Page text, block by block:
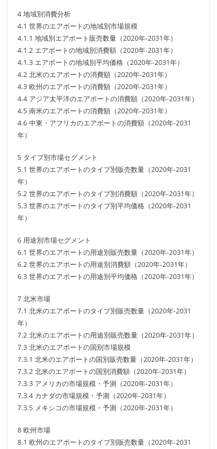
4 地域別消費分析
4.1 世界のエアボートの地域別市場規模
4.1.1 地域別エアボート販売数量（2020年-2031年）
4.1.2 エアボートの地域別消費額（2020年-2031年）
4.1.3 エアボートの地域別平均価格（2020年-2031年）
4.2 北米のエアボートの消費額（2020年-2031年）
4.3 欧州のエアボートの消費額（2020年-2031年）
4.4 アジア太平洋のエアボートの消費額（2020年-2031年）
4.5 南米のエアボートの消費額（2020年-2031年）
4.6 中東・アフリカのエアボートの消費額（2020年-2031
年）
5 タイプ別市場セグメント
5.1 世界のエアボートのタイプ別販売数量（2020年-2031
年）
5.2 世界のエアボートのタイプ別消費額（2020年-2031年）
5.3 世界のエアボートのタイプ別平均価格（2020年-2031
年）
6 用途別市場セグメント
6.1 世界のエアボートの用途別販売数量（2020年-2031年）
6.2 世界のエアボートの用途別消費額（2020年-2031年）
6.3 世界のエアボートの用途別平均価格（2020年-2031年）
7 北米市場
7.1 北米のエアボートのタイプ別販売数量（2020年-2031
年）
7.2 北米のエアボートの用途別販売数量（2020年-2031年）
7.3 北米のエアボートの国別市場規模
7.3.1 北米のエアボートの国別販売数量（2020年-2031年）
7.3.2 北米のエアボートの国別消費額（2020年-2031年）
7.3.3 アメリカの市場規模・予測（2020年-2031年）
7.3.4 カナダの市場規模・予測（2020年-2031年）
7.3.5 メキシコの市場規模・予測（2020年-2031年）
8 欧州市場
8.1 欧州のエアボートのタイプ別販売数量（2020年-2031